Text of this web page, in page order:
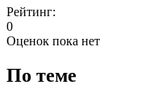
Рейтинг:
0
Оценок пока нет
По теме